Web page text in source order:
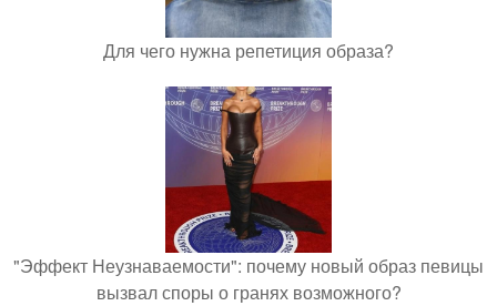
Для чего нужна репетиция образа?
"Эффект Неузнаваемости": почему новый образ певицы
вызвал споры о гранях возможного?